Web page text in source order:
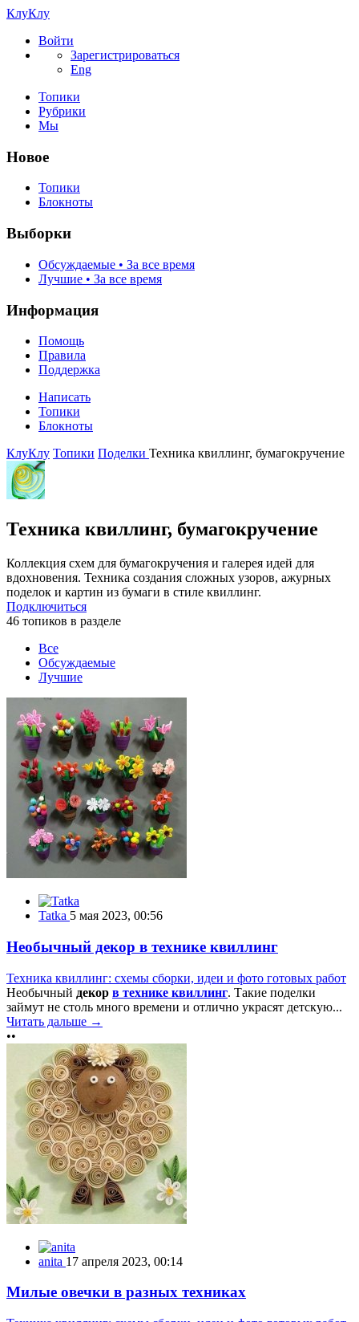
КлуКлу
Войти
Зарегистрироваться
Eng
Топики
Рубрики
Мы
Новое
Топики
Блокноты
Выборки
Обсуждаемые • За все время
Лучшие • За все время
Информация
Помощь
Правила
Поддержка
Написать
Топики
Блокноты
КлуКлу Топики Поделки Техника квиллинг, бумагокручение
Техника квиллинг, бумагокручение
Коллекция схем для бумагокручения и галерея идей для
вдохновения. Техника создания сложных узоров, ажурных
поделок и картин из бумаги в стиле квиллинг.
Подключиться
46 топиков в разделе
Все
Обсуждаемые
Лучшие
Tatka 5 мая 2023, 00:56
Необычный декор в технике квиллинг
Техника квиллинг: схемы сборки, идеи и фото готовых работ
Необычный декор в технике квиллинг. Такие поделки
займут не столь много времени и отлично украсят детскую...
Читать дальше →
••
anita 17 апреля 2023, 00:14
Милые овечки в разных техниках